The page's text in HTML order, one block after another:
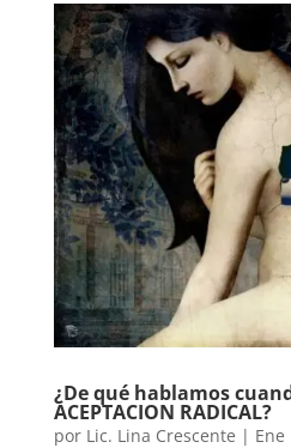
¿De qué hablamos
ACEPTACION RADICAL?
por Lic. Lina Crescente | Ene